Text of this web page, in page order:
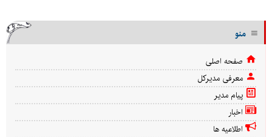
منو
صفحه اصلی
معرفی مدیرکل
پیام مدیر
اخبار
اطلاعیه ها